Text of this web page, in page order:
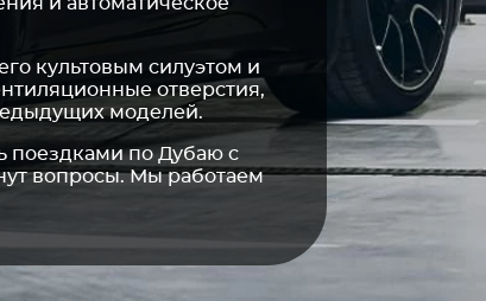
культовым силуэтом и
отверстия,
моделей.
поездками по Дубаю с
вопросы. Мы работаем